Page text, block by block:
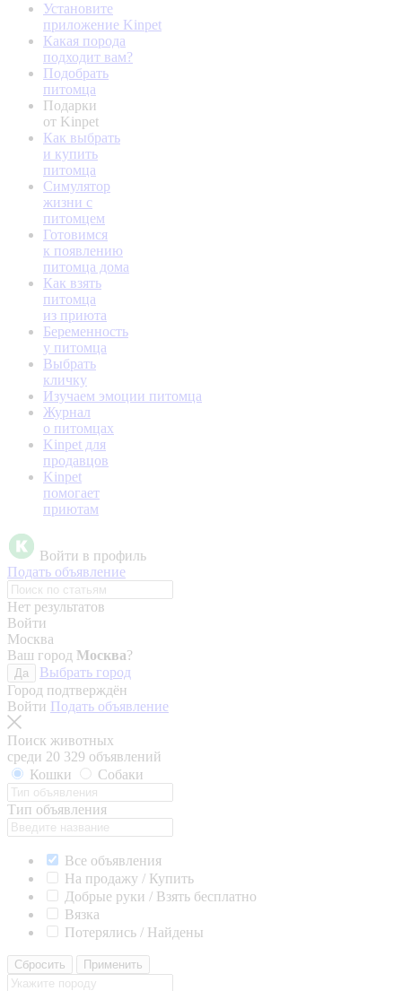
Установите
приложение Kinpet
Какая порода
подходит вам?
Подобрать
питомца
Подарки
от Kinpet
Как выбрать
и купить
питомца
Симулятор
жизни с
питомцем
Готовимся
к появлению
питомца дома
Как взять
питомца
из приюта
Беременность
у питомца
Выбрать
кличку
Изучаем эмоции питомца
Журнал
о питомцах
Kinpet для
продавцов
Kinpet
помогает
приютам
Войти в профиль
Подать объявление
Нет результатов
Войти
Москва
Ваш город Москва?
Да
Выбрать город
Город подтверждён
Войти Подать объявление
Поиск животных
среди 20 329 объявлений
Кошки
Собаки
Тип объявления
Все объявления
На продажу / Купить
Добрые руки / Взять бесплатно
Вязка
Потерялись / Найдены
Сбросить Применить